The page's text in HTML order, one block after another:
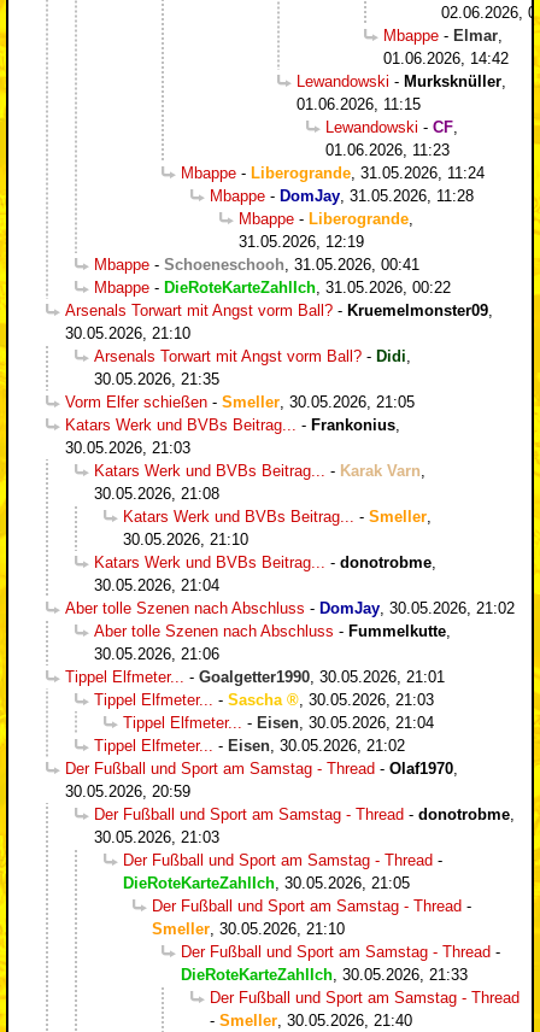
02.06.2026,
Mbappe - Elmar
01.06.2026, 14:42
Lewandowski - Murksknüller
01.06.2026, 11:15
Lewandowski - CF
01.06.2026, 11:23
Mbappe - Liberogrande 31.05.2026, 11:24
Mbappe - DomJay 31.05.2026, 11:28
Mbappe - Liberogrande
31.05.2026, 12:19
Mbappe - Schoeneschooh 31.05.2026, 00:41
Mbappe - DieRoteKarteZahlIch 31.05.2026, 00:22
Arsenals Torwart mit Angst vorm Ball? - Kruemelmonster09
30.05.2026, 21:10
Arsenals Torwart mit Angst vorm Ball? - Didi
30.05.2026, 21:35
Vorm Elfer schießen - Smeller 30.05.2026, 21:05
Katars Werk und BVBs Beitrag...
- Frankonius
30.05.2026, 21:03
Katars Werk und BVBs Beitrag...
- Karak Varn
30.05.2026, 21:08
Katars Werk und BVBs Beitrag...
- Smeller
30.05.2026, 21:10
Katars Werk und BVBs Beitrag...
- donotrobme
30.05.2026, 21:04
Aber tolle Szenen nach Abschluss - DomJay 30.05.2026, 21:02
Aber tolle Szenen nach Abschluss - Fummelkutte
30.05.2026, 21:06
Tippel Elfmeter...
- Goalgetter1990 30.05.2026, 21:01
Tippel Elfmeter...
- Sascha
30.05.2026, 21:03
Tippel Elfmeter...
- Eisen 30.05.2026, 21:04
Tippel Elfmeter...
- Eisen 30.05.2026, 21:02
Der Fußball und Sport am Samstag - Thread - Olaf1970
30.05.2026, 20:59
Der Fußball und Sport am Samstag - Thread - donotrobme
30.05.2026, 21:03
Der Fußball und Sport am Samstag - Thread -
DieRoteKarteZahlIch 30.05.2026, 21:05
Der Fußball und Sport am Samstag - Thread -
Smeller 30.05.2026, 21:10
Der Fußball und Sport am Samstag - Thread -
DieRoteKarteZahlIch 30.05.2026, 21:33
Der Fußball und Sport am Samstag - Thread
- Smeller 30.05.2026, 21:40